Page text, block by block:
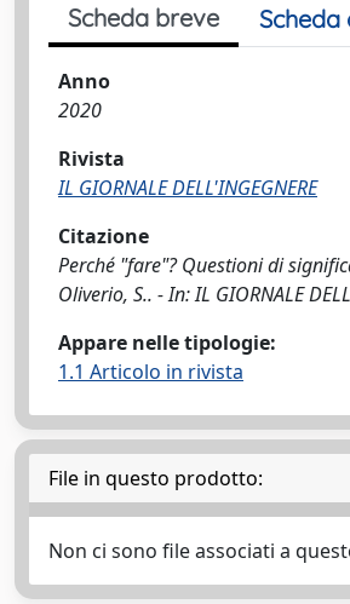
Scheda breve
Anno
2020
Rivista
IL GIORNALE DELL'INGEGNERE
Citazione
Perché "fare"? Questioni di
Oliverio, S.. - In: IL GIORNALE
Appare nelle tipologie:
1.1 Articolo in rivista
File in questo prodotto:
Non ci sono file associati a